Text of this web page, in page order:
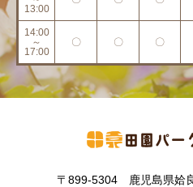
13:00
14:00
～
17:00
〇 〇 〇
〒899-5304 鹿児島県姶